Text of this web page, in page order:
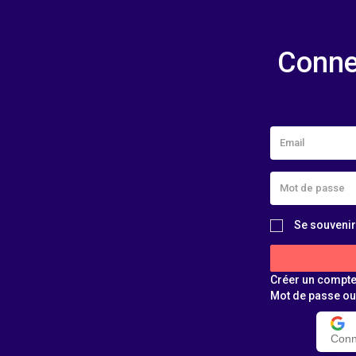
Se
Créer un compte
Mot de passe